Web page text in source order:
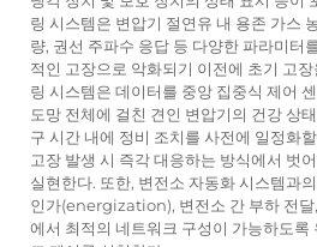
링 시스템은 변압기 절연유 내 용존 가스
량, 권선 주파수 응답 등 다양한 파라미터
적인 고장으로 악화되기 이전에 초기 고
링 시스템은 데이터를 중앙 집중식 제어
도망 전체에 걸친 견인 변압기의 건강 상
구 시간 내에 정비 조치를 사전에 일정화
고장 발생 시 즉각 대응하는 방식에서 벗
실현한다. 또한, 변전소 자동화 시스템과
인가(energization), 변전소 간 부하 전달
에서 최적의 네트워크 구성이 가능하도록